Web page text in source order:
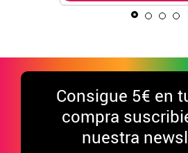
Consigue 5€ en
compra
nuestra